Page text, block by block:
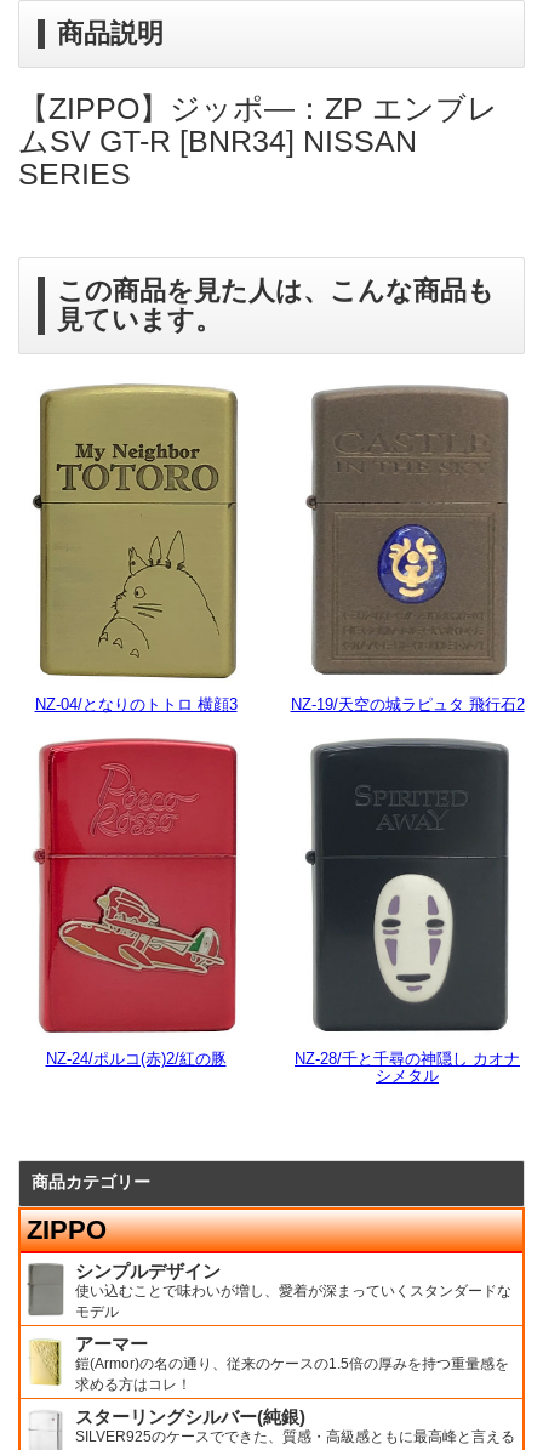
商品説明
【ZIPPO】ジッポ―：ZP エンブレ
ムSV GT-R [BNR34] NISSAN
SERIES
この商品を見た人は、こんな商品も
見ています。
NZ-04/となりのトトロ 横顔3 NZ-19/天空の城ラピュタ 飛行石2
NZ-24/ポルコ(赤)2/紅の豚
NZ-28/千と千尋の神隠し カオナ
シメタル
商品カテゴリー
ZIPPO
シンプルデザイン
使い込むことで味わいが増し、愛着が深まっていくスタンダードな
モデル
アーマー
鎧(Armor)の名の通り、従来のケースの1.5倍の厚みを持つ重量感を
求める方はコレ！
スターリングシルバー(純銀)
SILVER925のケースでできた、質感・高級感ともに最高峰と言える